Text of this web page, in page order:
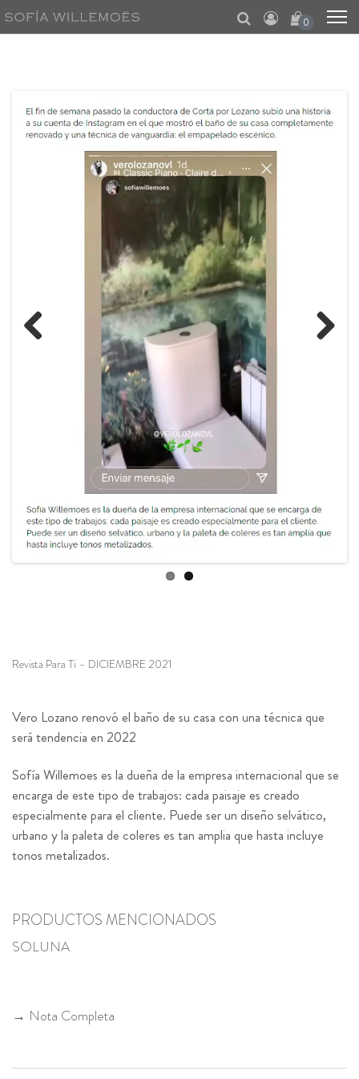
0
Revista Para Ti – DICIEMBRE 2021
Vero Lozano renovó el baño de su casa con una técnica que
será tendencia en 2022
Sofía Willemoes es la dueña de la empresa internacional que se
encarga de este tipo de trabajos: cada paisaje es creado
especialmente para el cliente. Puede ser un diseño selvático,
urbano y la paleta de coleres es tan amplia que hasta incluye
tonos metalizados.
PRODUCTOS MENCIONADOS
SOLUNA
→ Nota Completa